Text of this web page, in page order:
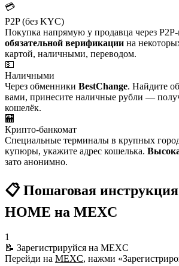
💳
P2P (без KYC)
Покупка напрямую у продавца через
обязательной верификации на
картой, наличными, переводом.
💵
Наличными
Через обменники BestChange. Найдите
вами, принесите наличные рубли —
кошелёк.
🏧
Крипто-банкомат
Специальные терминалы в крупных
купюры, укажите адрес кошелька.
зато анонимно.
📋 Пошаговая
HOME на MEXC
1
📝 Зарегистрируйся на MEXC
Перейди на MEXC, нажми